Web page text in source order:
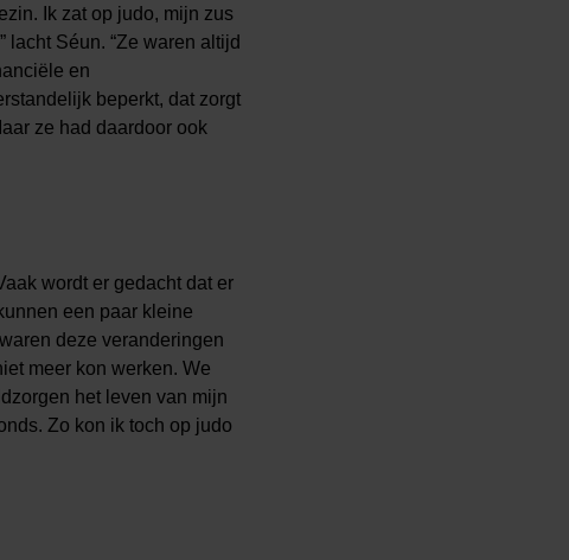
Ik zat op judo, mijn zus
Séun. “Ze waren altijd
en
beperkt, dat zorgt
ze had daardoor ook
wordt er gedacht dat er
een paar kleine
deze veranderingen
meer kon werken. We
het leven van mijn
Zo kon ik toch op judo